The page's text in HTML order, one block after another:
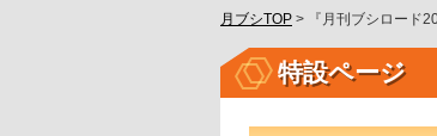
月ブシTOP > 『月刊ブシロード
特設ページ